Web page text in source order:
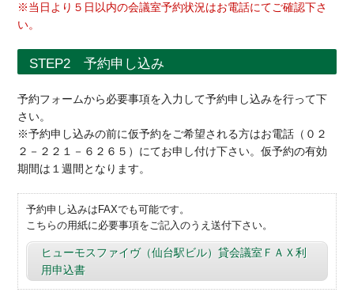
※当日より５日以内の会議室予約状況はお電話にてご確認下さ
い。
STEP2 予約申し込み
予約フォームから必要事項を入力して予約申し込みを行って下
さい。
※予約申し込みの前に仮予約をご希望される方はお電話（０２
２－２２１－６２６５）にてお申し付け下さい。仮予約の有効
期間は１週間となります。
予約申し込みはFAXでも可能です。
こちらの用紙に必要事項をご記入のうえ送付下さい。
ヒューモスファイヴ（仙台駅ビル）貸会議室ＦＡＸ利
用申込書